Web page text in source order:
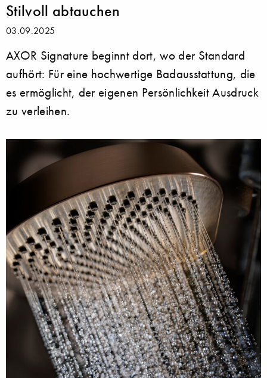
Stilvoll abtauchen
03.09.2025
AXOR Signature beginnt dort, wo der Standard
aufhört: Für eine hochwertige Badausstattung, die
es ermöglicht, der eigenen Persönlichkeit Ausdruck
zu verleihen.